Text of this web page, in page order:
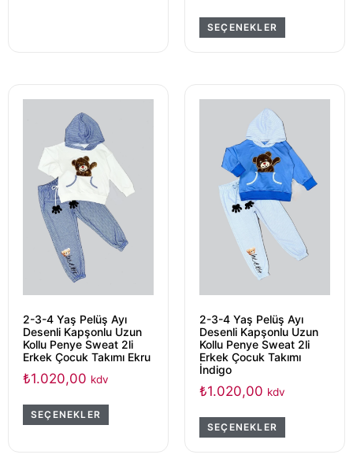
SEÇENEKLER
2-3-4 Yaş Pelüş Ayı
Desenli Kapşonlu Uzun
Kollu Penye Sweat 2li
Erkek Çocuk Takımı Ekru
₺1.020,00 kdv
SEÇENEKLER
2-3-4 Yaş Pelüş Ayı
Desenli Kapşonlu Uzun
Kollu Penye Sweat 2li
Erkek Çocuk Takımı
İndigo
₺1.020,00 kdv
SEÇENEKLER